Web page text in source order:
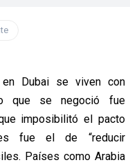
Dubai se viven con
que se negoció fue
imposibilitó el pacto
fue el de “reducir
Países como Arabia